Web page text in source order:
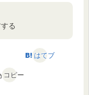
る
はてブ
コピー